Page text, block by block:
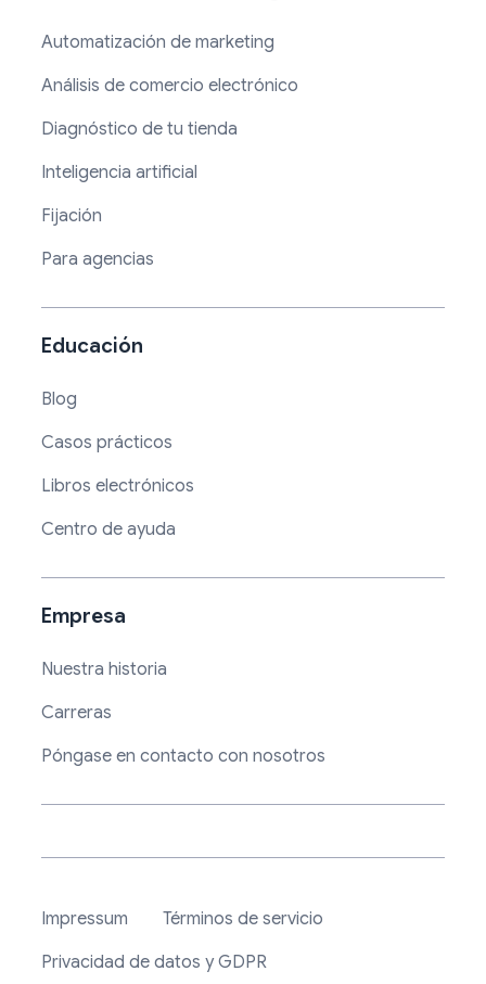
Automatización de marketing
Análisis de comercio electrónico
Diagnóstico de tu tienda
Inteligencia artificial
Fijación
Para agencias
Educación
Blog
Casos prácticos
Libros electrónicos
Centro de ayuda
Empresa
Nuestra historia
Carreras
Póngase en contacto con nosotros
Impressum
Términos de servicio
Privacidad de datos y GDPR